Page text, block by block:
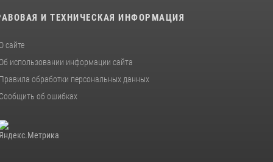
И ТЕХНИЧЕСКАЯ ИНФОРМАЦИЯ
О сайте
Об использовании информации сайта
Правила обработки персональных данных
Сообщить об ошибках